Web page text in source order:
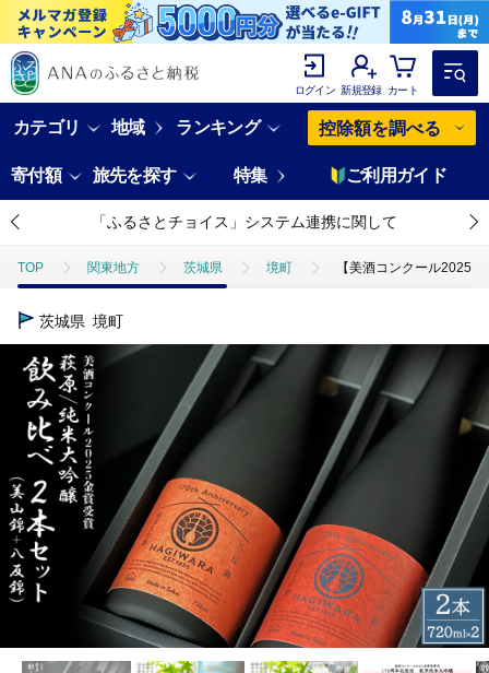
ログイン 新規登録 カート
カテゴリ 地域 ランキング 控除額を調べる
寄付額 旅先を探す 特集 ご利用ガイド
「ふるさとチョイス」システム連携に関して
TOP 関東地方 茨城県 境町 【美酒コンクール2025
茨城県 境町